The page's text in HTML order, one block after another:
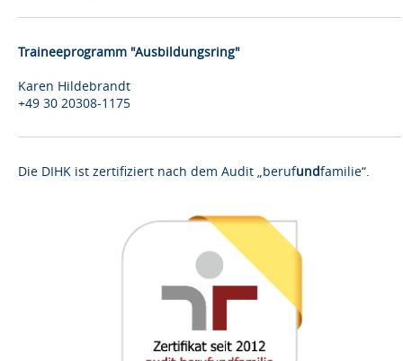
Traineeprogramm "Ausbildungsring"
Karen Hildebrandt
+49 30 20308-1175
Die DIHK ist zertifiziert nach dem Audit „berufundfamilie“.